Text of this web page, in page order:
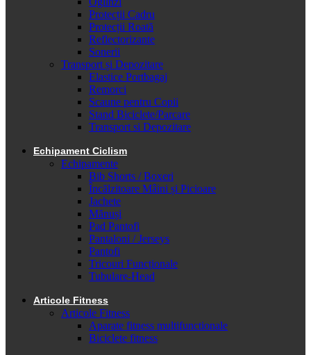
Protecții Cadru
Protecții Roată
Reflectorizante
Sonerii
Transport și Depozitare
Elastice Portbagaj
Remorci
Scaune pentru Copii
Stand Biciclete/Parcare
Transport si Depozitare
Echipament Ciclism
Echipamente
Bib Shorts / Boxeri
Încălzitoare Mâini și Picioare
Jachete
Mănuși
Pad Pantofi
Pantaloni / Jerseys
Pantofi
Tricouri Funcționale
Tubulare-Head
Articole Fitness
Articole Fitness
Aparate fitness multifunctionale
Biciclete fitness